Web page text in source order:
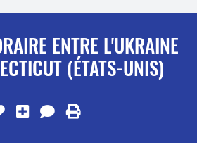
ENTRE L'UKRAINE
(ÉTATS-UNIS)